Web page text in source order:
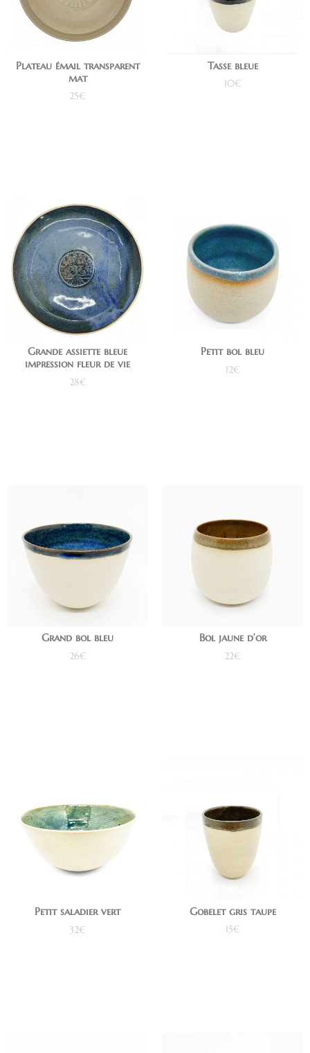
Plateau émail transparent
mat
25€
Tasse bleue
10€
Grande assiette bleue
impression fleur de vie
28€
Petit bol bleu
12€
Grand bol bleu
26€
Bol jaune d’or
22€
Petit saladier vert
32€
Gobelet gris taupe
15€